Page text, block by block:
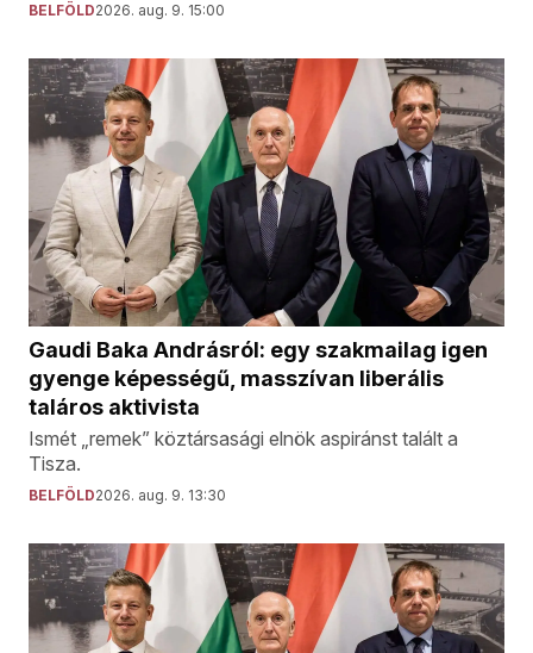
BELFÖLD2026. aug. 9. 15:00
Gaudi Baka Andrásról: egy szakmailag igen
gyenge képességű, masszívan liberális
taláros aktivista
Ismét „remek” köztársasági elnök aspiránst talált a
Tisza.
BELFÖLD2026. aug. 9. 13:30